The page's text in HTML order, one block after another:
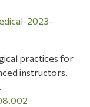
2023-
practices for
instructors.